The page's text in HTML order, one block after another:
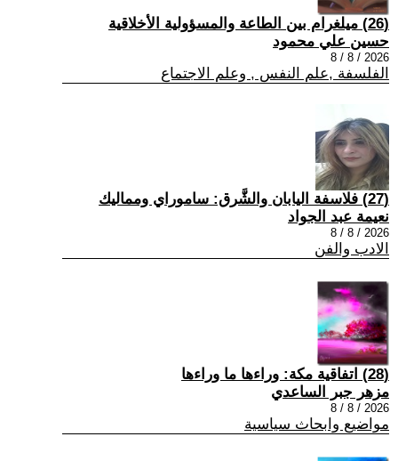
(26) ميلغرام بين الطاعة والمسؤولية الأخلاقية
حسين علي محمود
2026 / 8 / 8
الفلسفة ,علم النفس , وعلم الاجتماع
(27) فلاسفة اليابان والشَّرق: ساموراي ومماليك
نعيمة عبد الجواد
2026 / 8 / 8
الادب والفن
(28) اتفاقية مكة: وراءها ما وراءها
مزهر جبر الساعدي
2026 / 8 / 8
مواضيع وابحاث سياسية